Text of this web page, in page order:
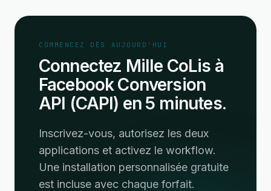
COMMENCEZ DÈS AUJOURD'HUI
Connectez Mille CoLis à
Facebook Conversion
API (CAPI) en 5 minutes.
Inscrivez-vous, autorisez les deux
applications et activez le workflow.
Une installation personnalisée gratuite
est incluse avec chaque forfait.